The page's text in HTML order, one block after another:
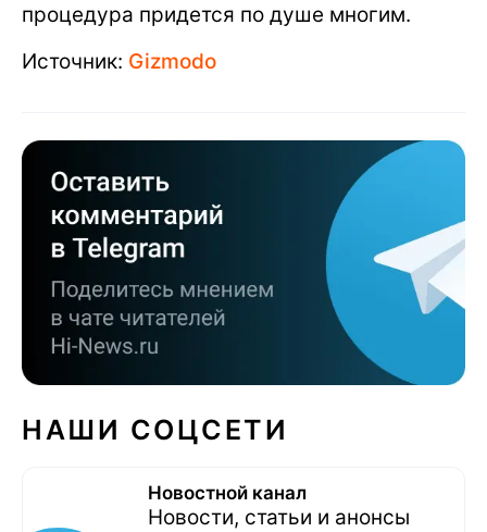
процедура придется по душе многим.
Источник: Gizmodo
НАШИ СОЦСЕТИ
Новостной канал
Новости, статьи и анонсы